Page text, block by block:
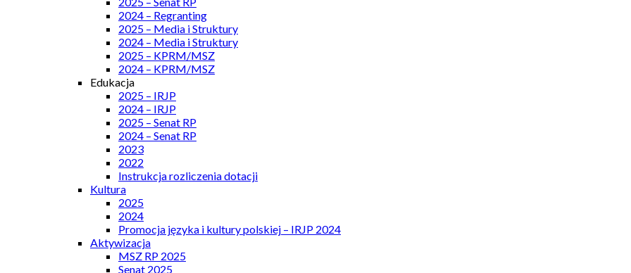
2024 – Regranting
2025 – Media i Struktury
2024 – Media i Struktury
2025 – KPRM/MSZ
2024 – KPRM/MSZ
Edukacja
2025 – IRJP
2024 – IRJP
2025 – Senat RP
2024 – Senat RP
2023
2022
Instrukcja rozliczenia dotacji
Kultura
2025
2024
Promocja języka i kultury polskiej – IRJP 2024
Aktywizacja
MSZ RP 2025
Senat 2025